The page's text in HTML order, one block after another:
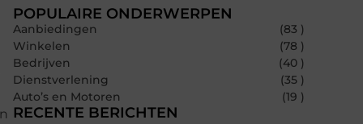
POPULAIRE ONDERWERPEN
Aanbiedingen
(83 )
Winkelen
(78 )
Bedrijven
(40 )
Dienstverlening
(35 )
Auto’s en Motoren
(19 )
RECENTE BERICHTEN